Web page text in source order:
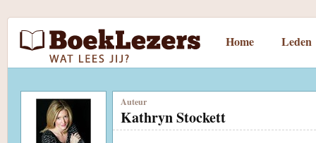
Home Leden
Auteur
Kathryn Stockett